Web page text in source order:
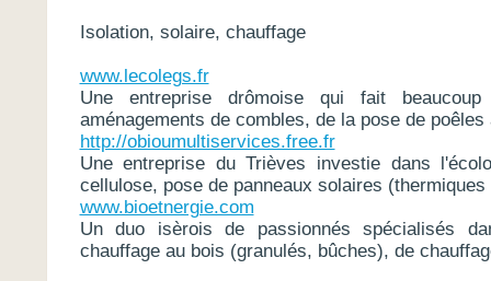
Isolation, solaire, chauffage
www.lecolegs.fr
Une entreprise drômoise qui fait
aménagements de combles, de la pose de
http://obioumultiservices.free.fr
Une entreprise du Trièves investie dans
cellulose, pose de panneaux solaires
www.bioetnergie.com
Un duo isèrois de passionnés spécialisés
chauffage au bois (granulés, bûches), de